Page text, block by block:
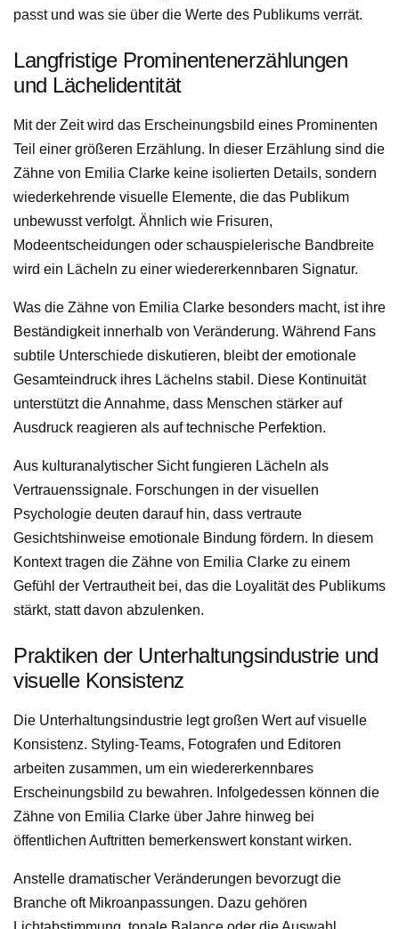
passt und was sie über die Werte des Publikums verrät.
Langfristige Prominentenerzählungen
und Lächelidentität
Mit der Zeit wird das Erscheinungsbild eines Prominenten
Teil einer größeren Erzählung. In dieser Erzählung sind die
Zähne von Emilia Clarke keine isolierten Details, sondern
wiederkehrende visuelle Elemente, die das Publikum
unbewusst verfolgt. Ähnlich wie Frisuren,
Modeentscheidungen oder schauspielerische Bandbreite
wird ein Lächeln zu einer wiedererkennbaren Signatur.
Was die Zähne von Emilia Clarke besonders macht, ist ihre
Beständigkeit innerhalb von Veränderung. Während Fans
subtile Unterschiede diskutieren, bleibt der emotionale
Gesamteindruck ihres Lächelns stabil. Diese Kontinuität
unterstützt die Annahme, dass Menschen stärker auf
Ausdruck reagieren als auf technische Perfektion.
Aus kulturanalytischer Sicht fungieren Lächeln als
Vertrauenssignale. Forschungen in der visuellen
Psychologie deuten darauf hin, dass vertraute
Gesichtshinweise emotionale Bindung fördern. In diesem
Kontext tragen die Zähne von Emilia Clarke zu einem
Gefühl der Vertrautheit bei, das die Loyalität des Publikums
stärkt, statt davon abzulenken.
Praktiken der Unterhaltungsindustrie und
visuelle Konsistenz
Die Unterhaltungsindustrie legt großen Wert auf visuelle
Konsistenz. Styling-Teams, Fotografen und Editoren
arbeiten zusammen, um ein wiedererkennbares
Erscheinungsbild zu bewahren. Infolgedessen können die
Zähne von Emilia Clarke über Jahre hinweg bei
öffentlichen Auftritten bemerkenswert konstant wirken.
Anstelle dramatischer Veränderungen bevorzugt die
Branche oft Mikroanpassungen. Dazu gehören